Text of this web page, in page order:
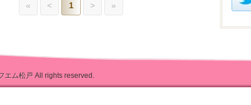
« < 1 > »
エム松戸 All rights reserved.